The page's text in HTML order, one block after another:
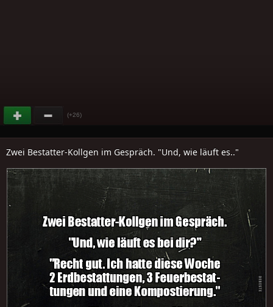
(+26)
Zwei Bestatter-Kollgen im Gespräch. "Und, wie läuft es.."